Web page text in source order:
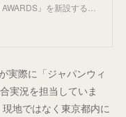
』を新設する…
実際に「ジャパンウィ
実況を担当していま
地ではなく東京都内に